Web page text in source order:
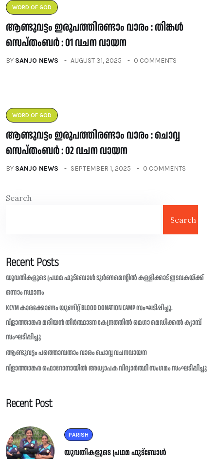
WORD OF GOD
ആണ്ടുവട്ടം ഇരുപത്തിരണ്ടാം വാരം : തിങ്കൾ
സെപ്തംബർ : 01 വചന വായന
BY SANJO NEWS AUGUST 31, 2025 0 COMMENTS
WORD OF GOD
ആണ്ടുവട്ടം ഇരുപത്തിരണ്ടാം വാരം : ചൊവ്വ
സെപ്തംബർ : 02 വചന വായന
BY SANJO NEWS SEPTEMBER 1, 2025 0 COMMENTS
Search
Search
Recent Posts
യുവതികളുടെ പ്രഥമ ഫുട്ബോൾ ടൂർണമെന്റിൽ കള്ളിക്കാട് ഇടവകയ്ക്ക്
ഒന്നാം സ്ഥാനം
KCYM കാരക്കോണം യുണിറ്റ് BLOOD DONATION CAMP സംഘടിപ്പിച്ചു.
വ്ളാത്താങ്കര മരിയൻ തീർത്ഥാടന കേന്ദ്രത്തിൽ മെഗാ മെഡിക്കൽ ക്യാമ്പ്
സംഘടിപ്പിച്ചു
ആണ്ടുവട്ടം പത്തൊമ്പതാം വാരം ചൊവ്വ വചനവായന
വ്ളാത്താങ്കര ഫൊറോനായിൽ അധ്യാപക വിദ്യാർത്ഥി സംഗമം സംഘടിപ്പിച്ചു
Recent Post
PARISH
യുവതികളുടെ പ്രഥമ ഫുട്ബോൾ